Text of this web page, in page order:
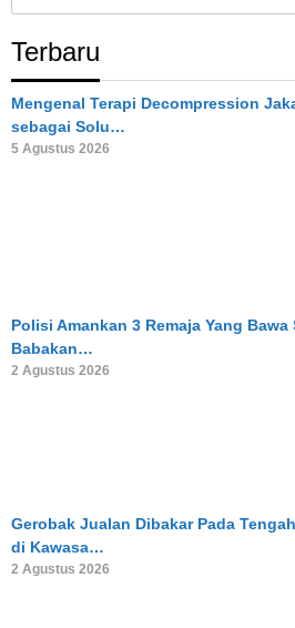
Terbaru
Mengenal Terapi Decompression
sebagai Solu…
5 Agustus 2026
Polisi Amankan 3 Remaja Yang Bawa
Babakan…
2 Agustus 2026
Gerobak Jualan Dibakar Pada
di Kawasa…
2 Agustus 2026